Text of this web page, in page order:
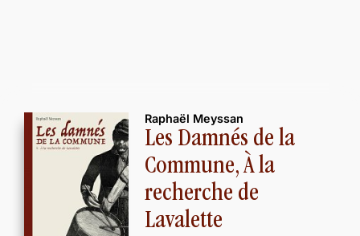
Raphaël Meyssan
Les Damnés de la
Commune, À la
recherche de
Lavalette